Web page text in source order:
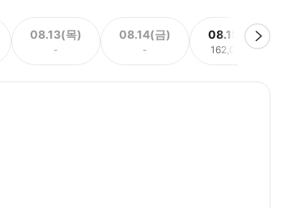
08.13(목)
-
08.14(금)
-
08.15(토)
162,000원